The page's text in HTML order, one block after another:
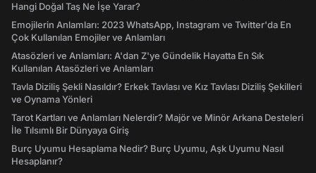
Hangi Doğal Taş Ne İşe Yarar?
Emojilerin Anlamları: 2023 WhatsApp, Instagram ve Twitter'da En
Çok Kullanılan Emojiler ve Anlamları
Atasözleri ve Anlamları: A'dan Z'ye Gündelik Hayatta En Sık
Kullanılan Atasözleri ve Anlamları
Tavla Diziliş Şekli Nasıldır? Erkek Tavlası ve Kız Tavlası Diziliş Şekilleri
ve Oynama Yönleri
Tarot Kartları ve Anlamları Nelerdir? Majör ve Minör Arkana Desteleri
İle Tılsımlı Bir Dünyaya Giriş
Burç Uyumu Hesaplama Nedir? Burç Uyumu, Aşk Uyumu Nasıl
Hesaplanır?